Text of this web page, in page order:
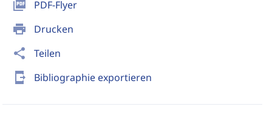
picture_as_pdf PDF-Flyer
print Drucken
share Teilen
send_to_mobile Bibliographie exportieren